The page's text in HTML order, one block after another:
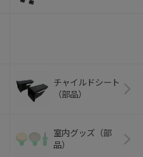
チャイルドシート
（部品）
室内グッズ（部
品）